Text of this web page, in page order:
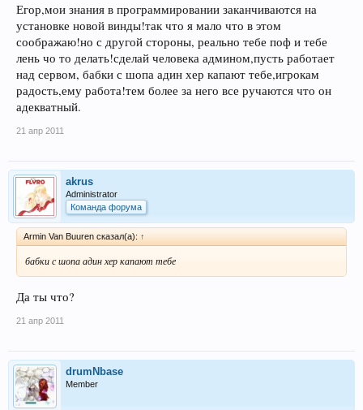
Егор,мои знания в программировании заканчиваются на
установке новой винды!так что я мало что в этом
соображаю!но с другой стороны, реально тебе поф и тебе
лень чо то делать!сделай человека админом,пусть работает
над сервом, бабки с шопа адин хер капают тебе,игрокам
радость,ему работа!тем более за него все ручаются что он
адекватный.
21 апр 2011
akrus
Administrator
Команда форума
Armin Van Buuren сказал(а): ↑
бабки с шопа адин хер капают тебе
Да ты что?
21 апр 2011
drumNbase
Member